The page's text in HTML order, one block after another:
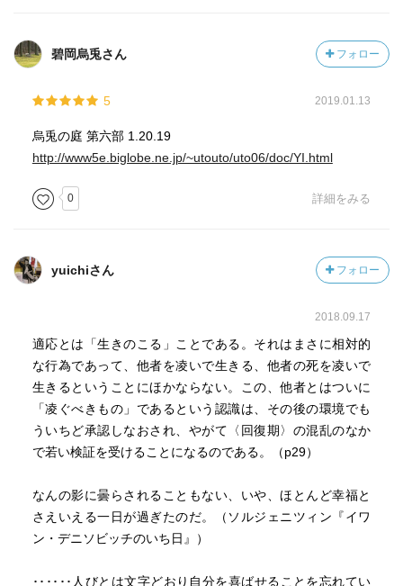
私たしはすでに、多くの神に裏切られており、その裏切ら
位相を決定すると思うからである。なぜなら、神そのもの
は、私たちに明確に存在するからである。(p. 218)
僕らは、僕らの生をけわしくのぼりつめて行く所で、理不
尽に死に出会うのだ。僕らは兇器をにぎったままたおれ
碧岡烏兎さん フォロー
5 2019.01.13
烏兎の庭 第六部 1.20.19
http://www5e.biglobe.ne.jp/~utouto/uto06/doc/YI.html
0 詳細をみる
yuichiさん フォロー
2018.09.17
適応とは「生きのこる」ことである。それはまさに相対的
な行為であって、他者を凌いで生きる、他者の死を凌いで
生きるということにほかならない。この、他者とはついに
「凌ぐべきもの」であるという認識は、その後の環境でも
ういちど承認しなおされ、やがて〈回復期〉の混乱のなか
で若い検証を受けることになるのである。（p29）
なんの影に曇らされることもない、いや、ほとんど幸福と
さえいえる一日が過ぎたのだ。（ソルジェニツィン『イワ
ン・デニソビッチのいち日』）
･･････人びとは文字どおり自分を喜ばせることを忘れてい